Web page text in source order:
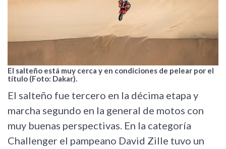
El salteño está muy cerca y en condiciones de pelear por el
título (Foto: Dakar).
El salteño fue tercero en la décima etapa y
marcha segundo en la general de motos con
muy buenas perspectivas. En la categoría
Challenger el pampeano David Zille tuvo un